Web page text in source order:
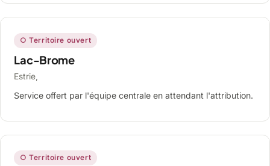
○ Territoire ouvert
Lac-Brome
Estrie,
Service offert par l'équipe centrale en attendant l'attribution.
○ Territoire ouvert